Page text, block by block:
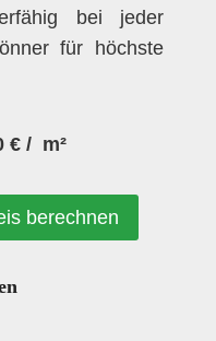
bei jeder
für höchste
€ / m²
berechnen